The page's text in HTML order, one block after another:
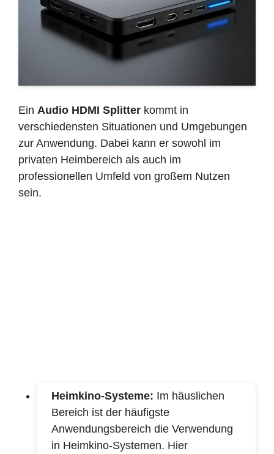
Ein Audio HDMI Splitter kommt in
verschiedensten Situationen und Umgebungen
zur Anwendung. Dabei kann er sowohl im
privaten Heimbereich als auch im
professionellen Umfeld von großem Nutzen
sein.
Heimkino-Systeme: Im häuslichen
Bereich ist der häufigste
Anwendungsbereich die Verwendung
in Heimkino-Systemen. Hier